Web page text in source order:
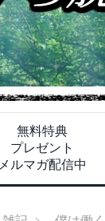
無料特典
プレゼント
メルマガ配信中